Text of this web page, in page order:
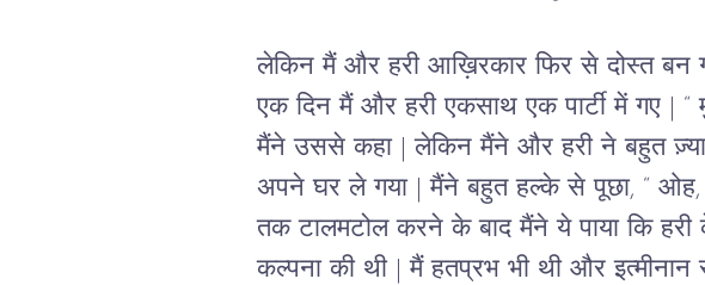
लेकिन मैं और हरी आख़िरकार फिर से दोस्त बन
एक दिन मैं और हरी एकसाथ एक पार्टी में गए | “
मैंने उससे कहा | लेकिन मैंने और हरी ने बहुत
अपने घर ले गया | मैंने बहुत हल्के से पूछा, “ ओह,
तक टालमटोल करने के बाद मैंने ये पाया कि हरी
कल्पना की थी | मैं हतप्रभ भी थी और इत्मीनान